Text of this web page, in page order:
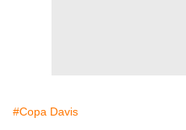
#Copa Davis